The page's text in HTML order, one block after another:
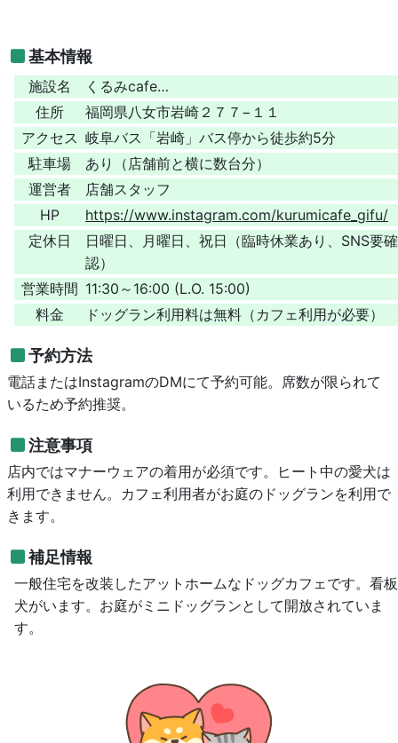
基本情報
施設名
くるみcafe…
住所
福岡県八女市岩崎２７７−１１
アクセス 岐阜バス「岩崎」バス停から徒歩約5分
駐車場
あり（店舗前と横に数台分）
運営者
店舗スタッフ
HP
https://www.instagram.com/kurumicafe_gifu/
定休日
日曜日、月曜日、祝日（臨時休業あり、SNS要確
認）
営業時間 11:30～16:00 (L.O. 15:00)
料金
ドッグラン利用料は無料（カフェ利用が必要）
予約方法
電話またはInstagramのDMにて予約可能。席数が限られて
いるため予約推奨。
注意事項
店内ではマナーウェアの着用が必須です。ヒート中の愛犬は
利用できません。カフェ利用者がお庭のドッグランを利用で
きます。
補足情報
一般住宅を改装したアットホームなドッグカフェです。看板
犬がいます。お庭がミニドッグランとして開放されていま
す。